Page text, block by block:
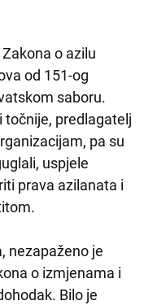
o azilu
od 151-og
saboru.
točnije, predlagatelj
pa su
uspjele
prava azilanata i
nezapaženo je
o izmjenama i
Bilo je